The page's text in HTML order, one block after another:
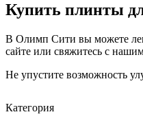
Купить плинты
В Олимп Сити вы можете
сайте или свяжитесь с
Не упустите возможность
Категория